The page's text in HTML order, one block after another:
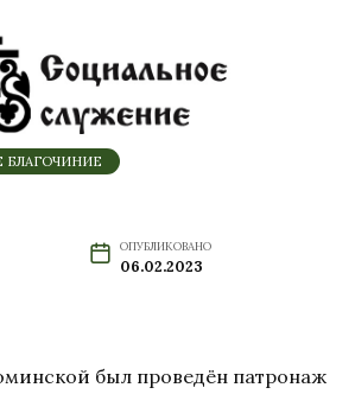
ОПУБЛИКОВАНО
06.02.2023
был проведён патронаж